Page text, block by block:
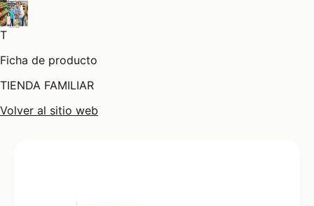
T
Ficha de producto
TIENDA FAMILIAR
Volver al sitio web